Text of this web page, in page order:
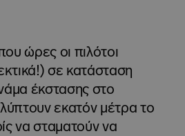
ώρες οι πιλότοι
σε κατάσταση
έκστασης στο
εκατόν μέτρα το
να σταματούν να